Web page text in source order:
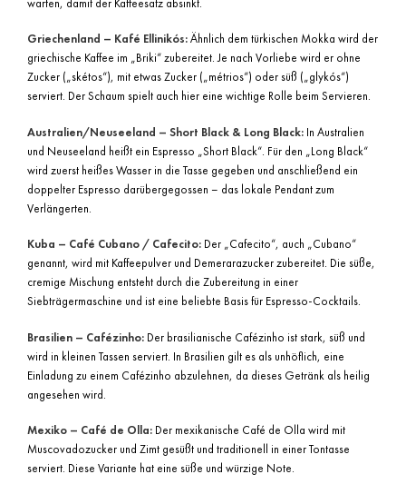
Griechenland – Kafé Ellinikós:Ähnlich dem türkischen Mokka wird der
griechische Kaffee im „Briki“ zubereitet. Je nach Vorliebe wird er ohne
Zucker („skétos“), mit etwas Zucker („métrios“) oder süß („glykós“)
serviert. Der Schaum spielt auch hier eine wichtige Rolle beim Servieren.
Australien/Neuseeland – Short Black & Long Black: In Australien
und Neuseeland heißt ein Espresso „Short Black“. Für den „Long Black“
wird zuerst heißes Wasser in die Tasse gegeben und anschließend ein
doppelter Espresso darübergegossen – das lokale Pendant zum
Verlängerten.
Kuba – Café Cubano / Cafecito: Der „Cafecito“, auch „Cubano“
genannt, wird mit Kaffeepulver und Demerarazucker zubereitet. Die süße,
cremige Mischung entsteht durch die Zubereitung in einer
Siebträgermaschine und ist eine beliebte Basis für Espresso-Cocktails.
Brasilien – Cafézinho: Der brasilianische Cafézinho ist stark, süß und
wird in kleinen Tassen serviert. In Brasilien gilt es als unhöflich, eine
Einladung zu einem Cafézinho abzulehnen, da dieses Getränk als heilig
angesehen wird.
Mexiko – Café de Olla: Der mexikanische Café de Olla wird mit
Muscovadozucker und Zimt gesüßt und traditionell in einer Tontasse
serviert. Diese Variante hat eine süße und würzige Note.